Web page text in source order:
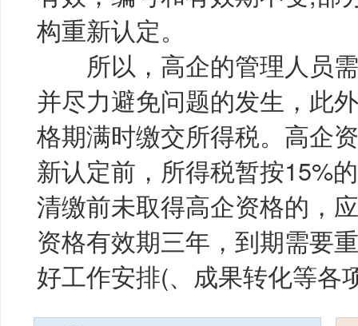
构重新认定。
所以，高企的管理人员需
并尽力避免问题的发生，此
格期满时缴交所得税。高企
新认定前，所得税暂按15%
清缴前未取得高企资格的，
资格有效期三年，到期需要
好工作安排(、成果转化等各